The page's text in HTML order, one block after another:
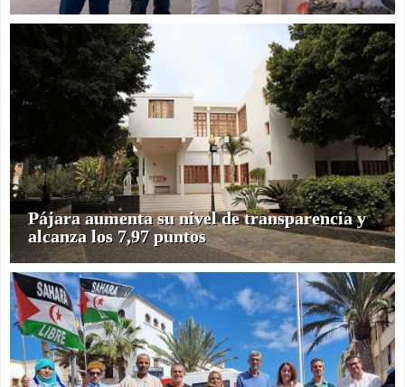
Pájara aumenta su nivel de transparencia y
alcanza los 7,97 puntos